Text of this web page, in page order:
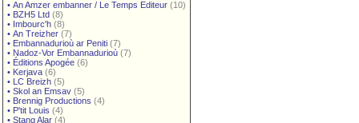
• An Amzer embanner / Le Temps Editeur (10)
• BZH5 Ltd (8)
• Imbourc'h (8)
• An Treizher (7)
• Embannadurioù ar Peniti (7)
• Nadoz-Vor Embannadurioù (7)
• Éditions Apogée (6)
• Kerjava (6)
• LC Breizh (5)
• Skol an Emsav (5)
• Brennig Productions (4)
• P'tit Louis (4)
• Stang Alar (4)